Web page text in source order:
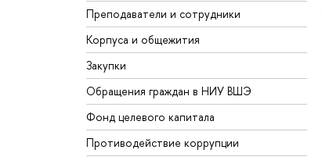
Преподаватели и сотрудники
Корпуса и общежития
Закупки
Обращения граждан в НИУ ВШЭ
Фонд целевого капитала
Противодействие коррупции